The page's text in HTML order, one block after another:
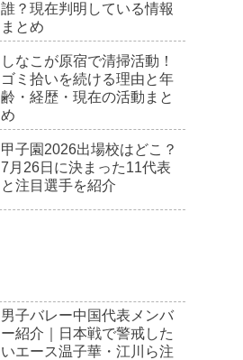
誰？現在判明している情報
まとめ
しなこが原宿で清掃活動！
ゴミ拾いを続ける理由と年
齢・経歴・現在の活動まと
め
甲子園2026出場校はどこ？
7月26日に決まった11代表
と注目選手を紹介
男子バレー中国代表メンバ
ー紹介｜日本戦で警戒した
いエース温子華・江川ら注